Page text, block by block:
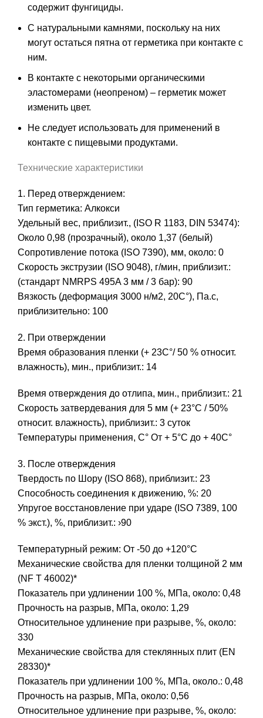
содержит фунгициды.
С натуральными камнями, поскольку на них
могут остаться пятна от герметика при контакте с
ним.
В контакте с некоторыми органическими
эластомерами (неопреном) – герметик может
изменить цвет.
Не следует использовать для применений в
контакте с пищевыми продуктами.
Технические характеристики
1. Перед отверждением:
Тип герметика: Алкокси
Удельный вес, приблизит., (ISO R 1183, DIN 53474):
Около 0,98 (прозрачный), около 1,37 (белый)
Сопротивление потока (ISO 7390), мм, около: 0
Скорость экструзии (ISO 9048), г/мин, приблизит.:
(стандарт NMRPS 495A 3 мм / 3 бар): 90
Вязкость (деформация 3000 н/м2, 20С°), Па.с,
приблизительно: 100
2. При отверждении
Время образования пленки (+ 23С°/ 50 % относит.
влажность), мин., приблизит.: 14
Время отверждения до отлипа, мин., приблизит.: 21
Скорость затвердевания для 5 мм (+ 23°С / 50%
относит. влажность), приблизит.: 3 суток
Температуры применения, С° От + 5°С до + 40С°
3. После отверждения
Твердость по Шору (ISO 868), приблизит.: 23
Способность соединения к движению, %: 20
Упругое восстановление при ударе (ISO 7389, 100
% экст.), %, приблизит.: ›90
Температурный режим: От -50 до +120°С
Механические свойства для пленки толщиной 2 мм
(NF T 46002)*
Показатель при удлинении 100 %, МПа, около: 0,48
Прочность на разрыв, МПа, около: 1,29
Относительное удлинение при разрыве, %, около:
330
Механические свойства для стеклянных плит (EN
28330)*
Показатель при удлинении 100 %, МПа, около.: 0,48
Прочность на разрыв, МПа, около: 0,56
Относительное удлинение при разрыве, %, около: